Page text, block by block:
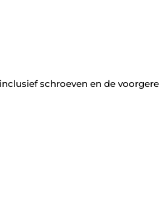
schroeven en de